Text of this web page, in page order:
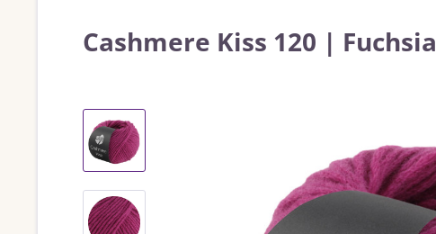
Cashmere Kiss 120 | Fuchsia